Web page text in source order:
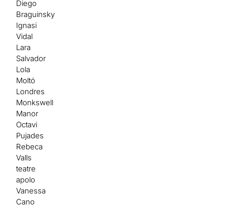
Diego
Braguinsky
Ignasi
Vidal
Lara
Salvador
Lola
Moltó
Londres
Monkswell
Manor
Octavi
Pujades
Rebeca
Valls
teatre
apolo
Vanessa
Cano